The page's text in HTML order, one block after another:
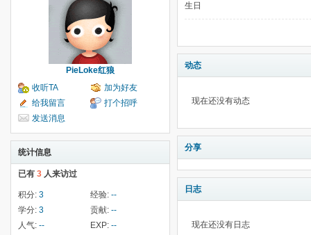
PieLoke红狼
收听TA
加为好友
给我留言
打个招呼
发送消息
统计信息
已有 3 人来访过
积分: 3 经验: --
学分: 3 贡献: --
人气: -- EXP: --
生日
动态
现在还没有动态
分享
日志
现在还没有日志